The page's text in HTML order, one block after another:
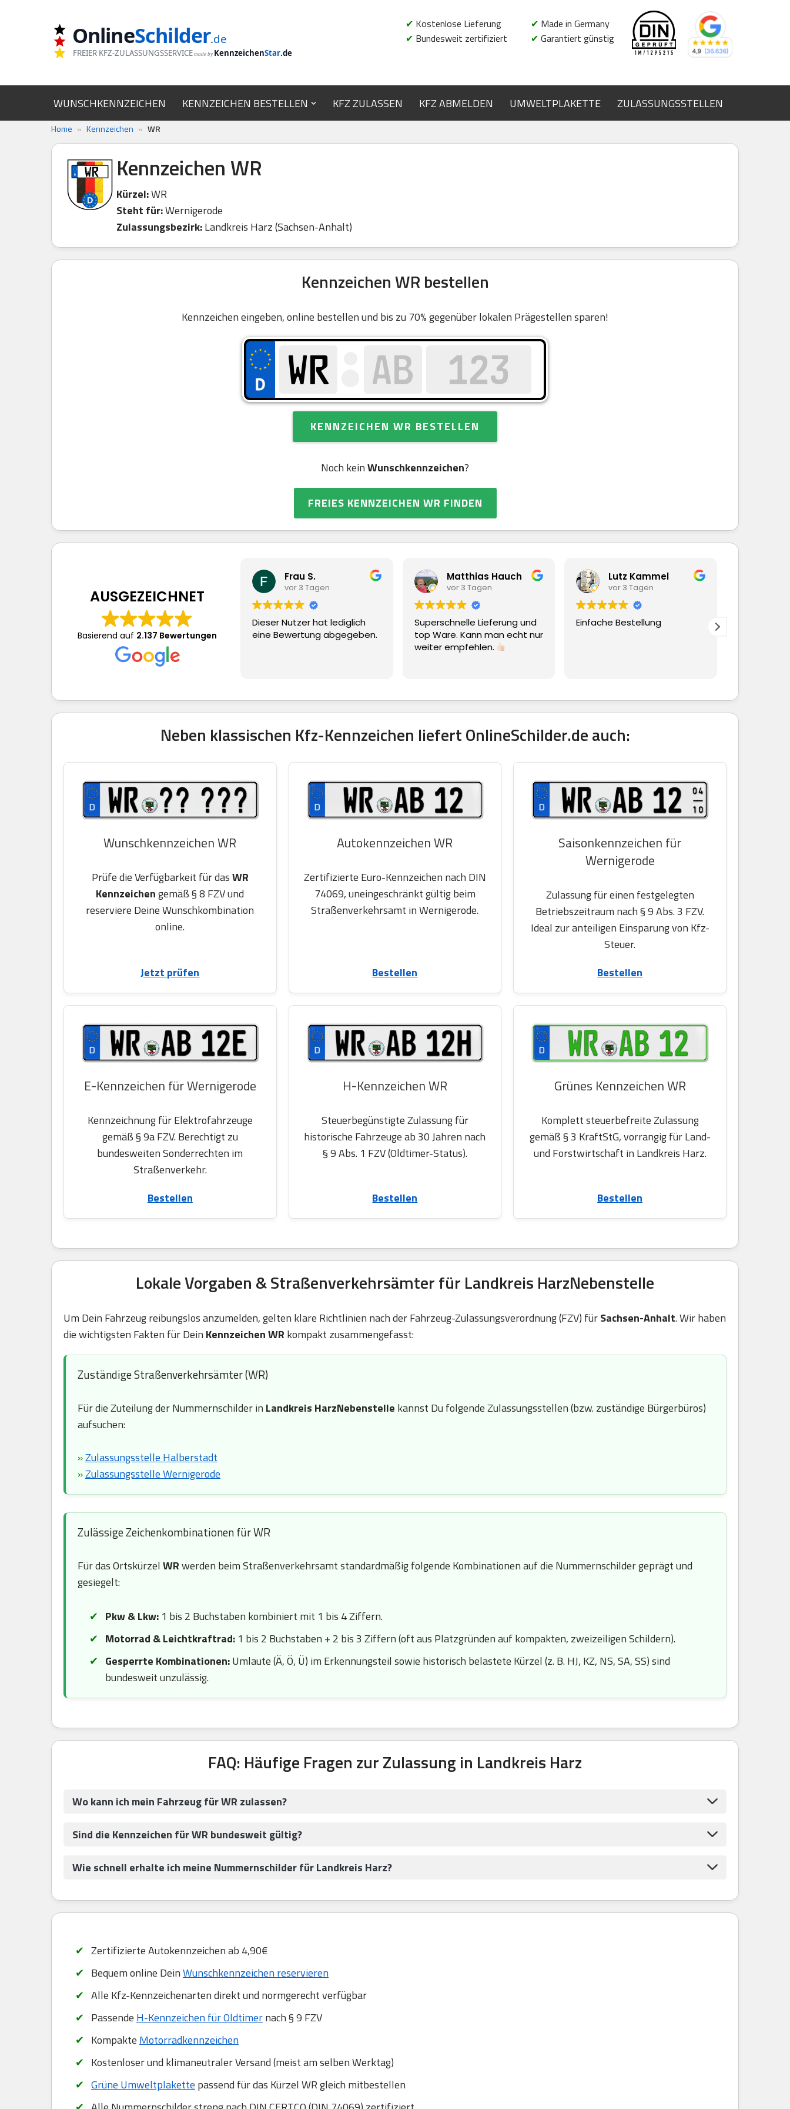
OnlineSchilder.de
FREIER KFZ-ZULASSUNGSSERVICE made by KennzeichenStar.de
✔ Kostenlose Lieferung
✔ Bundesweit zertifiziert
✔ Made in Germany
✔ Garantiert günstig
WUNSCHKENNZEICHEN KENNZEICHEN BESTELLEN KFZ ZULASSEN KFZ ABMELDEN UMWELTPLAKETTE ZULASSUNGSSTELLEN
Home » Kennzeichen » WR
Kennzeichen WR
Kürzel:WR
Steht für:Wernigerode
Zulassungsbezirk:Landkreis Harz (Sachsen-Anhalt)
Kennzeichen WR bestellen
Kennzeichen eingeben, online bestellen und bis zu 70% gegenüber lokalen Prägestellen sparen!
KENNZEICHEN WR BESTELLEN
Noch keinWunschkennzeichen?
FREIES KENNZEICHEN WR FINDEN
AUSGEZEICHNET
Basierend auf 2.137 Bewertungen
Frau S.
vor 3 Tagen
Dieser Nutzer hat lediglich
eine Bewertung abgegeben.
Matthias Hauch
vor 3 Tagen
Superschnelle Lieferung und
top Ware. Kann man echt nur
weiter empfehlen.
Lutz Kammel
vor 3 Tagen
Einfache Bestellung
Ging alles schnell und
reibungslos
Neben klassischen Kfz-Kennzeichen liefert OnlineSchilder.de auch:
Wunschkennzeichen WR
Prüfe die Verfügbarkeit für dasWR
Kennzeichengemäß § 8 FZV und
reserviere Deine Wunschkombination
online.
Jetzt prüfen
Autokennzeichen WR
Zertifizierte Euro-Kennzeichen nach DIN
74069, uneingeschränkt gültig beim
Straßenverkehrsamt in Wernigerode.
Bestellen
Saisonkennzeichen für
Wernigerode
Zulassung für einen festgelegten
Betriebszeitraum nach § 9 Abs. 3 FZV.
Ideal zur anteiligen Einsparung von Kfz-
Steuer.
Bestellen
E-Kennzeichen für Wernigerode
Kennzeichnung für Elektrofahrzeuge
gemäß § 9a FZV. Berechtigt zu
bundesweiten Sonderrechten im
Straßenverkehr.
Bestellen
H-Kennzeichen WR
Steuerbegünstigte Zulassung für
historische Fahrzeuge ab 30 Jahren nach
§ 9 Abs. 1 FZV (Oldtimer-Status).
Bestellen
Grünes Kennzeichen WR
Komplett steuerbefreite Zulassung
gemäß § 3 KraftStG, vorrangig für Land-
und Forstwirtschaft in Landkreis Harz.
Bestellen
Lokale Vorgaben & Straßenverkehrsämter für Landkreis HarzNebenstelle
Um Dein Fahrzeug reibungslos anzumelden, gelten klare Richtlinien nach der Fahrzeug-Zulassungsverordnung (FZV) fürSachsen-Anhalt. Wir haben
die wichtigsten Fakten für Dein Kennzeichen WR kompakt zusammengefasst:
Zuständige Straßenverkehrsämter (WR)
Für die Zuteilung der Nummernschilder in Landkreis HarzNebenstelle kannst Du folgende Zulassungsstellen (bzw. zuständige Bürgerbüros)
aufsuchen:
»Zulassungsstelle Halberstadt
»Zulassungsstelle Wernigerode
Zulässige Zeichenkombinationen für WR
Für das OrtskürzelWRwerden beim Straßenverkehrsamt standardmäßig folgende Kombinationen auf die Nummernschilder geprägt und
gesiegelt:
Pkw & Lkw: 1 bis 2 Buchstaben kombiniert mit 1 bis 4 Ziffern.
Motorrad & Leichtkraftrad: 1 bis 2 Buchstaben + 2 bis 3 Ziffern (oft aus Platzgründen auf kompakten, zweizeiligen Schildern).
Gesperrte Kombinationen:Umlaute (Ä, Ö, Ü) im Erkennungsteil sowie historisch belastete Kürzel (z. B. HJ, KZ, NS, SA, SS) sind
bundesweit unzulässig.
FAQ: Häufige Fragen zur Zulassung in Landkreis Harz
Wo kann ich mein Fahrzeug für WR zulassen?
Sind die Kennzeichen für WR bundesweit gültig?
Wie schnell erhalte ich meine Nummernschilder für Landkreis Harz?
Zertifizierte Autokennzeichen ab 4,90€
Bequem online DeinWunschkennzeichen reservieren
Alle Kfz-Kennzeichenarten direkt und normgerecht verfügbar
Passende H-Kennzeichen für Oldtimernach § 9 FZV
Kompakte Motorradkennzeichen
Kostenloser und klimaneutraler Versand (meist am selben Werktag)
Grüne Umweltplakette passend für das Kürzel WR gleich mitbestellen